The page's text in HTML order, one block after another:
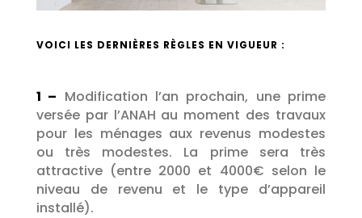
VOICI LES DERNIÈRES RÈGLES EN VIGUEUR :
1 – Modification l’an prochain, une prime
versée par l’ANAH au moment des travaux
pour les ménages aux revenus modestes
ou très modestes. La prime sera très
attractive (entre 2000 et 4000€ selon le
niveau de revenu et le type d’appareil
installé).